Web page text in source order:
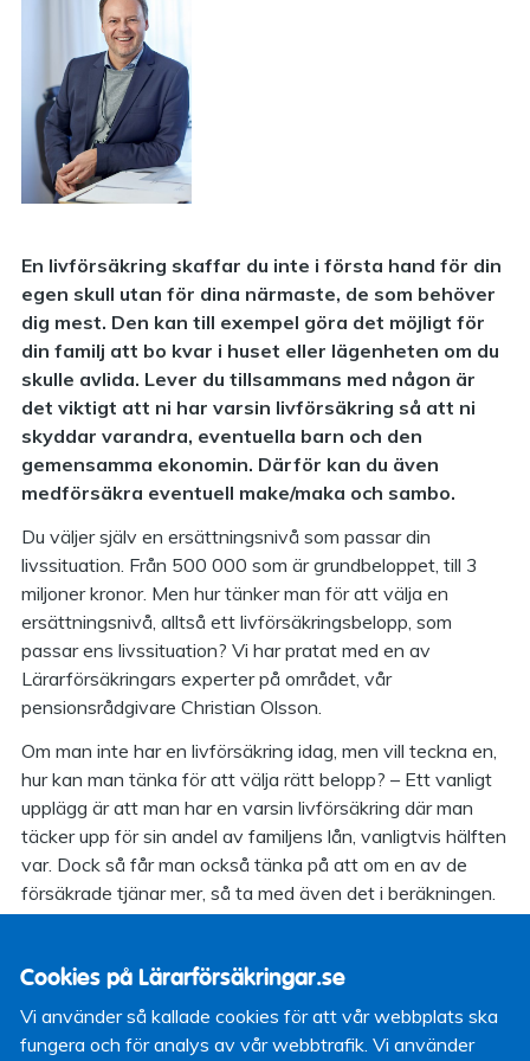
Cookies på Lärarförsäkringar.se
Vi använder så kallade cookies för att vår webbplats ska
fungera och för analys av vår webbtrafik. Vi använder
En livförsäkring skaffar du inte i första hand för din
egen skull utan för dina närmaste, de som behöver
dig mest. Den kan till exempel göra det möjligt för
din familj att bo kvar i huset eller lägenheten om du
skulle avlida. Lever du tillsammans med någon är
det viktigt att ni har varsin livförsäkring så att ni
skyddar varandra, eventuella barn och den
gemensamma ekonomin. Därför kan du även
medförsäkra eventuell make/maka och sambo.
Du väljer själv en ersättningsnivå som passar din
livssituation. Från 500 000 som är grundbeloppet, till 3
miljoner kronor. Men hur tänker man för att välja en
ersättningsnivå, alltså ett livförsäkringsbelopp, som
passar ens livssituation? Vi har pratat med en av
Lärarförsäkringars experter på området, vår
pensionsrådgivare Christian Olsson.
Om man inte har en livförsäkring idag, men vill teckna en,
hur kan man tänka för att välja rätt belopp? – Ett vanligt
upplägg är att man har en varsin livförsäkring där man
täcker upp för sin andel av familjens lån, vanligtvis hälften
var. Dock så får man också tänka på att om en av de
försäkrade tjänar mer, så ta med även det i beräkningen.
Man täcker då upp för att större delen av lånet kan lösas
kan ha en livförsäkring för den högre avlönade på 60
procent av lånets storlek, säger Christian.
Vad mer än lån kan vara bra att ta med i beräkningen för